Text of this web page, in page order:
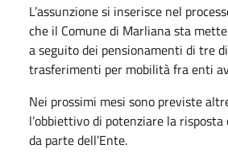
L’assunzione si inserisce nel
che il Comune di Marliana sta
a seguito dei pensionamenti di tre
trasferimenti per mobilità fra enti
Nei prossimi mesi sono previste
l’obbiettivo di potenziare la
da parte dell’Ente.